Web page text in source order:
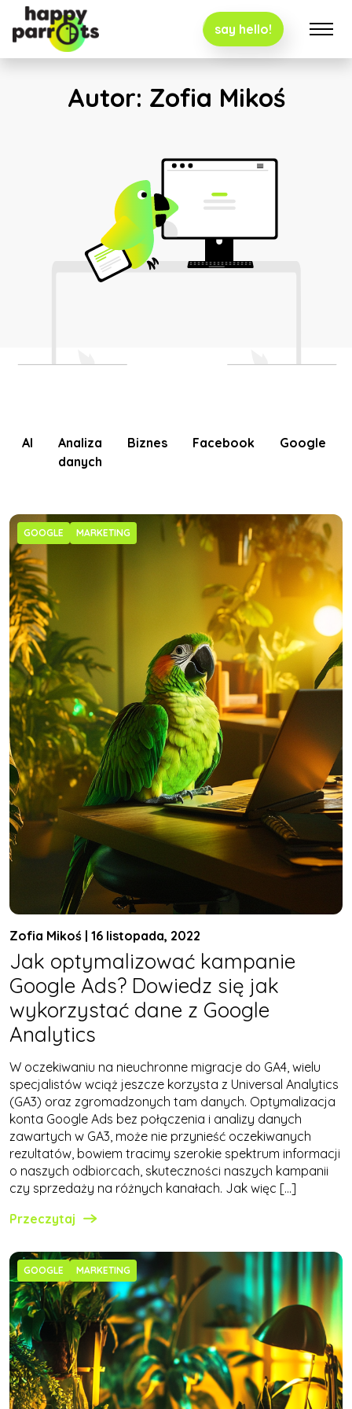
say hello!
Autor: Zofia Mikoś
AI
Analiza
danych
Biznes Facebook Google
GOOGLE MARKETING
Zofia Mikoś | 16 listopada, 2022
Jak optymalizować kampanie
Google Ads? Dowiedz się jak
wykorzystać dane z Google
Analytics
W oczekiwaniu na nieuchronne migracje do GA4, wielu
specjalistów wciąż jeszcze korzysta z Universal Analytics
(GA3) oraz zgromadzonych tam danych. Optymalizacja
konta Google Ads bez połączenia i analizy danych
zawartych w GA3, może nie przynieść oczekiwanych
rezultatów, bowiem tracimy szerokie spektrum informacji
o naszych odbiorcach, skuteczności naszych kampanii
czy sprzedaży na różnych kanałach. Jak więc […]
Przeczytaj
GOOGLE MARKETING